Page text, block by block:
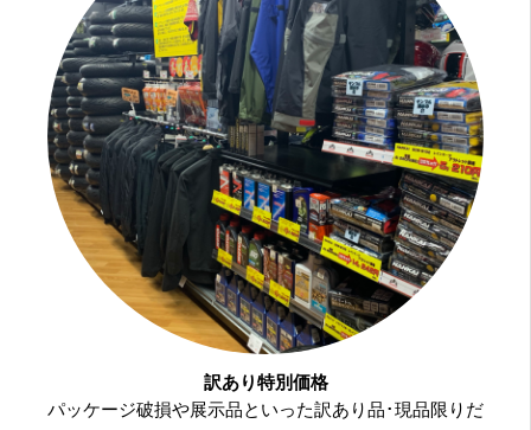
訳あり特別価格
パッケージ破損や展示品といった訳あり品･現品限りだ